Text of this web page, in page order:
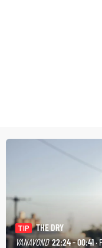
TIP
THE DRY
VANAVOND 22:24 - 00:41·